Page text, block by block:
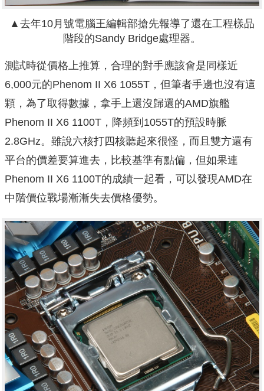
▲去年10月號電腦王編輯部搶先報導了還在工程樣品
階段的Sandy Bridge處理器。
測試時從價格上推算，合理的對手應該會是同樣近
6,000元的Phenom II X6 1055T，但筆者手邊也沒有這
顆，為了取得數據，拿手上還沒歸還的AMD旗艦
Phenom II X6 1100T，降頻到1055T的預設時脈
2.8GHz。雖說六核打四核聽起來很怪，而且雙方還有
平台的價差要算進去，比較基準有點偏，但如果連
Phenom II X6 1100T的成績一起看，可以發現AMD在
中階價位戰場漸漸失去價格優勢。